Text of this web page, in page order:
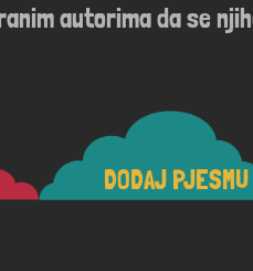
autorima da se
DODAJ PJESMU